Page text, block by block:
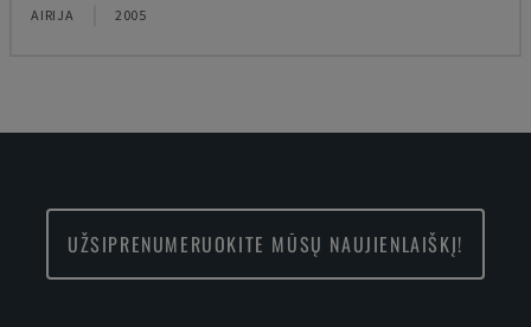
AIRIJA 2005
UŽSIPRENUMERUOKITE MŪSŲ NAUJIENLAIŠKĮ!